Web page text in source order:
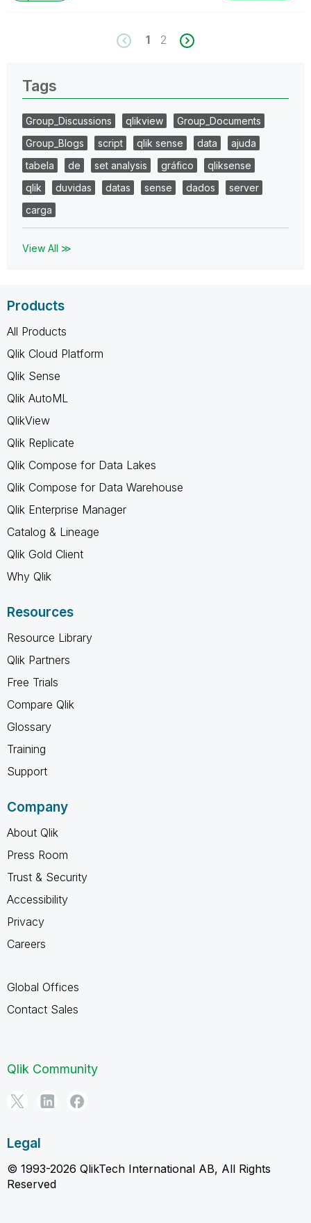
1 2
Tags
Group_Discussions qlikview
Group_Documents
Group_Blogs
script qlik sense data
ajuda
tabela
de set analysis gráfico
qliksense
qlik
duvidas datas sense dados
server
carga
View All ≫
Products
All Products
Qlik Cloud Platform
Qlik Sense
Qlik AutoML
QlikView
Qlik Replicate
Qlik Compose for Data Lakes
Qlik Compose for Data Warehouse
Qlik Enterprise Manager
Catalog & Lineage
Qlik Gold Client
Why Qlik
Resources
Resource Library
Qlik Partners
Free Trials
Compare Qlik
Glossary
Training
Support
Company
About Qlik
Press Room
Trust & Security
Accessibility
Privacy
Careers
Global Offices
Contact Sales
Qlik Community
Legal
© 1993-2026 QlikTech International AB, All Rights
Reserved